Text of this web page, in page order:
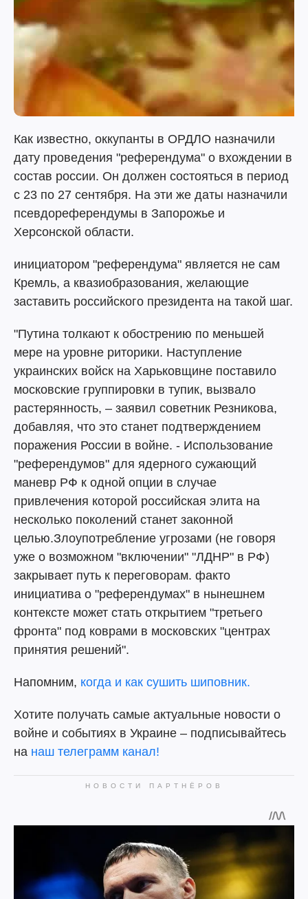
Как известно, оккупанты в ОРДЛО назначили
дату проведения "референдума" о вхождении в
состав россии. Он должен состояться в период
с 23 по 27 сентября. На эти же даты назначили
псевдореферендумы в Запорожье и
Херсонской области.
инициатором "референдума" является не сам
Кремль, а квазиобразования, желающие
заставить российского президента на такой шаг.
"Путина толкают к обострению по меньшей
мере на уровне риторики. Наступление
украинских войск на Харьковщине поставило
московские группировки в тупик, вызвало
растерянность, – заявил советник Резникова,
добавляя, что это станет подтверждением
поражения России в войне. - Использование
"референдумов" для ядерного сужающий
маневр РФ к одной опции в случае
привлечения которой российская элита на
несколько поколений станет законной
целью.Злоупотребление угрозами (не говоря
уже о возможном "включении" "ЛДНР" в РФ)
закрывает путь к переговорам. факто
инициатива о "референдумах" в нынешнем
контексте может стать открытием "третьего
фронта" под коврами в московских "центрах
принятия решений".
Напомним, когда и как сушить шиповник.
Хотите получать самые актуальные новости о
войне и событиях в Украине – подписывайтесь
на наш телеграмм канал!